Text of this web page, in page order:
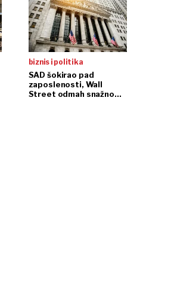
biznis i politika
SAD šokirao pad
zaposlenosti, Wall
Street odmah snažno